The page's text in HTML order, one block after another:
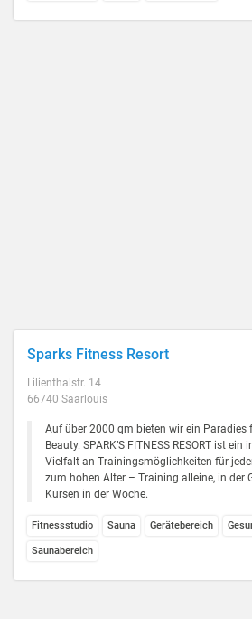
Sparks Fitness Resort
Lilienthalstr. 14
66740 Saarlouis
Auf über 2000 qm bieten wir ein Paradies
Beauty. SPARK’S FITNESS RESORT ist
Vielfalt an Trainingsmöglichkeiten für
zum hohen Alter – Training alleine, in der
Kursen in der Woche.
Fitnessstudio Sauna Gerätebereich
Saunabereich